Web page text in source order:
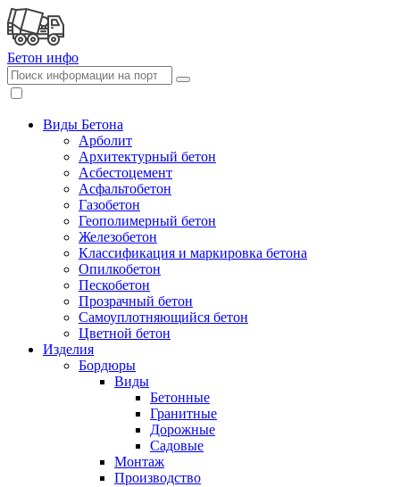
Бетон инфо
Виды Бетона
Арболит
Архитектурный бетон
Асбестоцемент
Асфальтобетон
Газобетон
Геополимерный бетон
Железобетон
Классификация и маркировка бетона
Опилкобетон
Пескобетон
Прозрачный бетон
Самоуплотняющийся бетон
Цветной бетон
Изделия
Бордюры
Виды
Бетонные
Гранитные
Дорожные
Садовые
Монтаж
Производство